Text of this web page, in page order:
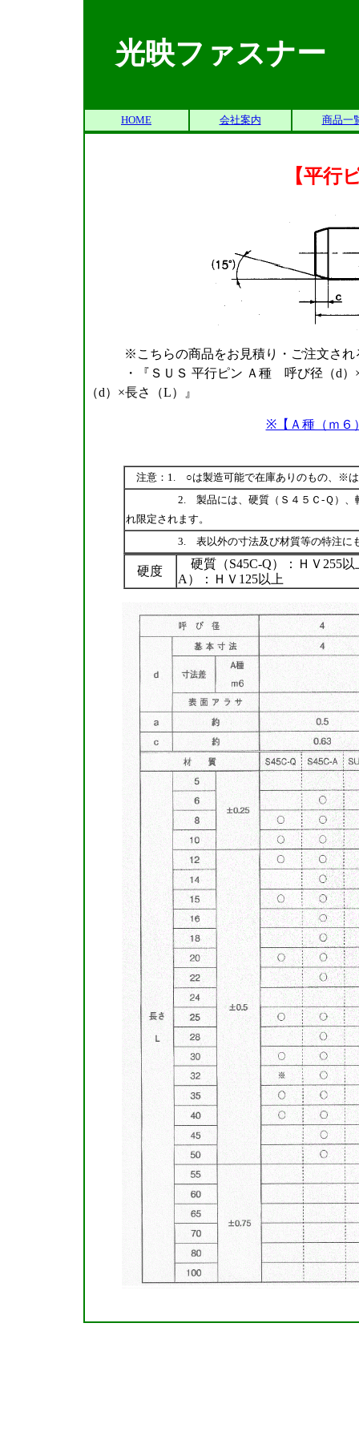
光映ファスナー
HOME 会社案内 商品一
【平行
※こちらの商品をお見積り・ご注文される
・『ＳＵＳ 平行ピン Ａ種 呼び径（d）×
（d）×長さ（L）』
※【Ａ種（ｍ６
注意：1. ○は製造可能で在庫ありのもの、※は
2. 製品には、硬質（Ｓ４５Ｃ-Ｑ）、軟質
れ限定されます。
3. 表以外の寸法及び材質等の特注にも
硬度
硬質（S45C-Q）：ＨＶ
A）：ＨＶ125以上